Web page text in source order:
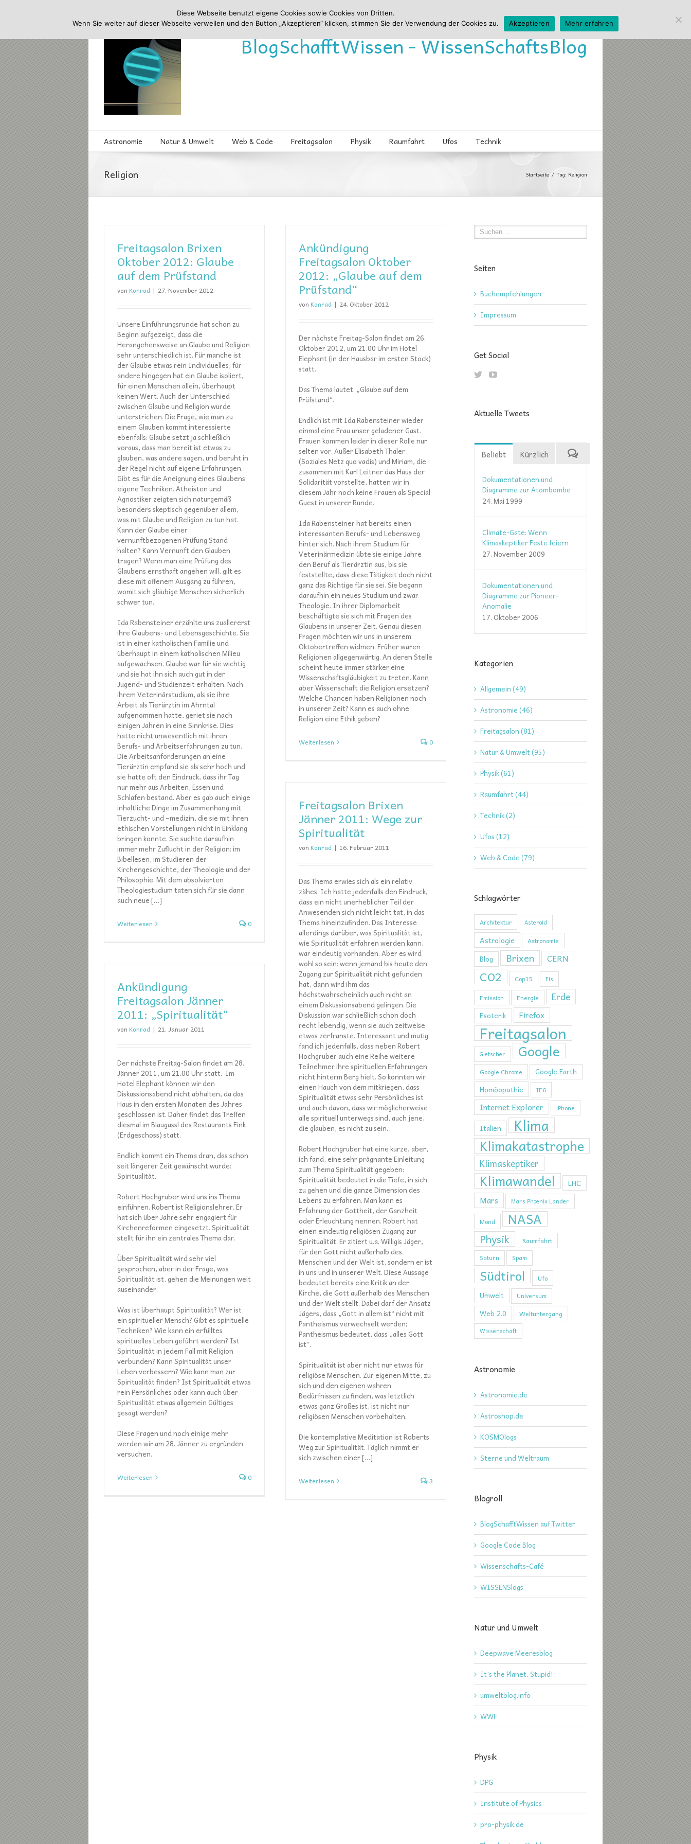
BlogSchafftWissen - WissenSchaftsBlog
Astronomie Natur & Umwelt Web & Code Freitagsalon Physik Raumfahrt Ufos Technik
Religion Startseite Tag: Religion
Freitagsalon Brixen
Oktober 2012: Glaube
auf dem Prüfstand
von Konrad | 27. November 2012
Unsere Einführungsrunde hat schon zu
Beginn aufgezeigt, dass die
Herangehensweise an Glaube und Religion
sehr unterschiedlich ist. Für manche ist
der Glaube etwas rein Individuelles, für
andere hingegen hat ein Glaube isoliert,
für einen Menschen allein, überhaupt
keinen Wert. Auch der Unterschied
zwischen Glaube und Religion wurde
unterstrichen. Die Frage, wie man zu
einem Glauben kommt interessierte
ebenfalls: Glaube setzt ja schließlich
voraus, dass man bereit ist etwas zu
glauben, was andere sagen, und beruht in
der Regel nicht auf eigene Erfahrungen.
Gibt es für die Aneignung eines Glaubens
eigene Techniken. Atheisten und
Agnostiker zeigten sich naturgemäß
besonders skeptisch gegenüber allem,
was mit Glaube und Religion zu tun hat.
Kann der Glaube einer
vernunftbezogenen Prüfung Stand
halten? Kann Vernunft den Glauben
tragen? Wenn man eine Prüfung des
Glaubens ernsthaft angehen will, gilt es
diese mit offenem Ausgang zu führen,
womit sich gläubige Menschen sicherlich
schwer tun.
Ida Rabensteiner erzählte uns zuallererst
ihre Glaubens- und Lebensgeschichte. Sie
ist in einer katholischen Familie und
überhaupt in einem katholischen Milieu
aufgewachsen. Glaube war für sie wichtig
und sie hat ihn sich auch gut in der
Jugend- und Studienzeit erhalten. Nach
ihrem Veterinärstudium, als sie ihre
Arbeit als Tierärztin im Ahrntal
aufgenommen hatte, geriet sie nach
einigen Jahren in eine Sinnkrise. Dies
hatte nicht unwesentlich mit ihren
Berufs- und Arbeitserfahrungen zu tun.
Die Arbeitsanforderungen an eine
Tierärztin empfand sie als sehr hoch und
sie hatte oft den Eindruck, dass ihr Tag
nur mehr aus Arbeiten, Essen und
Schlafen bestand. Aber es gab auch einige
inhaltliche Dinge im Zusammenhang mit
Tierzucht- und –medizin, die sie mit ihren
ethischen Vorstellungen nicht in Einklang
bringen konnte. Sie suchte daraufhin
immer mehr Zuflucht in der Religion: im
Bibellesen, im Studieren der
Kirchengeschichte, der Theologie und der
Philosophie. Mit dem absolvierten
Theologiestudium taten sich für sie dann
auch neue […]
Weiterlesen 0
Ankündigung
Freitagsalon Oktober
2012: „Glaube auf dem
Prüfstand“
von Konrad | 24. Oktober 2012
Der nächste Freitag-Salon findet am 26.
Oktober 2012, um 21.00 Uhr im Hotel
Elephant (in der Hausbar im ersten Stock)
statt.
Das Thema lautet: „Glaube auf dem
Prüfstand“.
Endlich ist mit Ida Rabensteiner wieder
einmal eine Frau unser geladener Gast.
Frauen kommen leider in dieser Rolle nur
selten vor. Außer Elisabeth Thaler
(Soziales Netz quo vadis) und Miriam, die
zusammen mit Karl Leitner das Haus der
Solidarität vorstellte, hatten wir in
diesem Jahr noch keine Frauen als Special
Guest in unserer Runde.
Ida Rabensteiner hat bereits einen
interessanten Berufs- und Lebensweg
hinter sich. Nach ihrem Studium für
Veterinärmedizin übte sie einige Jahre
den Beruf als Tierärztin aus, bis sie
feststellte, dass diese Tätigkeit doch nicht
ganz das Richtige für sie sei. Sie begann
daraufhin ein neues Studium und zwar
Theologie. In ihrer Diplomarbeit
beschäftigte sie sich mit Fragen des
Glaubens in unserer Zeit. Genau diesen
Fragen möchten wir uns in unserem
Oktobertreffen widmen. Früher waren
Religionen allgegenwärtig. An deren Stelle
scheint heute immer stärker eine
Wissenschaftsgläubigkeit zu treten. Kann
aber Wissenschaft die Religion ersetzen?
Welche Chancen haben Religionen noch
in unserer Zeit? Kann es auch ohne
Religion eine Ethik geben?
Weiterlesen 0
Freitagsalon Brixen
Jänner 2011: Wege zur
Spiritualität
von Konrad | 16. Februar 2011
Das Thema erwies sich als ein relativ
zähes. Ich hatte jedenfalls den Eindruck,
dass ein nicht unerheblicher Teil der
Anwesenden sich nicht leicht tat, in das
Thema hineinzufinden. Das Interesse
allerdings darüber, was Spiritualität ist,
wie Spiritualität erfahren werden kann,
war eindeutig vorhanden. Aber es wird
wohl so sein: wenn jemand bis heute den
Zugang zur Spiritualität nicht gefunden
hat, dann wird ihm das
höchstwahrscheinlich auch nicht an
einem Diskussionsabend gelingen. Die
Diskussion war schließlich schon doch
recht lebendig, wenn sie auch zeitweise
etwas zerfranste. Interessant und mutig
fand ich jedenfalls, dass neben Robert
Hochgruber auch eine Reihe weitere
Teilnehmer ihre spirituellen Erfahrungen
nicht hinterm Berg hielt. So konnten wir
einen Hauch von dem mitkriegen, dass
Spiritualität etwas sehr Persönliches ist
und auch davon, dass wir möglicherweise
alle spirituell unterwegs sind, auch jene,
die glauben, es nicht zu sein.
Robert Hochgruber hat eine kurze, aber,
ich fand, eine sehr prägnante Einleitung
zum Thema Spiritualität gegeben:
Spiritualität bedeutet in die Tiefe, in sich
zu gehen und die ganze Dimension des
Lebens zu erfahren. Man kann es
Erfahrung der Gottheit, der Ganzheit
oder Erleuchtung nennen. Robert hat
einen eindeutig religiösen Zugang zur
Spiritualität. Er zitiert u.a. Willigis Jäger,
für den Gott nicht außerhalb des
Menschen und der Welt ist, sondern er ist
in uns und in unserer Welt. Diese Aussage
bedeutet bereits eine Kritik an der
Kirche, die Gott außerhalb des Menschen
und der Welt stellt. Dabei darf der Ansatz
Jägers, dass „Gott in allem ist“ nicht mit
Pantheismus verwechselt werden;
Pantheismus bedeutet, dass „alles Gott
ist“.
Spiritualität ist aber nicht nur etwas für
religiöse Menschen. Zur eigenen Mitte, zu
sich und den eigenen wahren
Bedürfnissen zu finden, was letztlich
etwas ganz Großes ist, ist nicht nur
religiösen Menschen vorbehalten.
Die kontemplative Meditation ist Roberts
Weg zur Spiritualität. Täglich nimmt er
sich zwischen einer […]
Weiterlesen 3
Ankündigung
Freitagsalon Jänner
2011: „Spiritualität“
von Konrad | 21. Januar 2011
Der nächste Freitag-Salon findet am 28.
Jänner 2011, um 21.00 Uhr statt. Im
Hotel Elephant können wir den
Diskussionsabend nicht abhalten, da das
Haus in den ersten Monaten des Jahres
geschlossen ist. Daher findet das Treffen
diesmal im Blaugassl des Restaurants Fink
(Erdgeschoss) statt.
Endlich kommt ein Thema dran, das schon
seit längerer Zeit gewünscht wurde:
Spiritualität.
Robert Hochgruber wird uns ins Thema
einführen. Robert ist Religionslehrer. Er
hat sich über Jahre sehr engagiert für
Kirchenreformen eingesetzt. Spiritualität
stellt für ihn ein zentrales Thema dar.
Über Spiritualität wird sehr viel
gesprochen, aber in der Frage, was
Spiritualität ist, gehen die Meinungen weit
auseinander.
Was ist überhaupt Spiritualität? Wer ist
ein spiritueller Mensch? Gibt es spirituelle
Techniken? Wie kann ein erfülltes
spirituelles Leben geführt werden? Ist
Spiritualität in jedem Fall mit Religion
verbunden? Kann Spiritualität unser
Leben verbessern? Wie kann man zur
Spiritualität finden? Ist Spiritualität etwas
rein Persönliches oder kann auch über
Spiritualität etwas allgemein Gültiges
gesagt werden?
Diese Fragen und noch einige mehr
werden wir am 28. Jänner zu ergründen
versuchen.
Weiterlesen 0
Seiten
Buchempfehlungen
Impressum
Get Social
Aktuelle Tweets
Beliebt Kürzlich
Dokumentationen und
Diagramme zur Atombombe
24. Mai 1999
Climate-Gate: Wenn
Klimaskeptiker Feste feiern
27. November 2009
Dokumentationen und
Diagramme zur Pioneer-
Anomalie
17. Oktober 2006
Kategorien
Allgemein (49)
Astronomie (46)
Freitagsalon (81)
Natur & Umwelt (95)
Physik (61)
Raumfahrt (44)
Technik (2)
Ufos (12)
Web & Code (79)
Schlagwörter
Architektur Asteroid
Astrologie Astronomie
Blog Brixen CERN
CO2 Cop15 Eis
Emission Energie Erde
Esoterik Firefox
Freitagsalon
Gletscher Google
Google Chrome Google Earth
Homöopathie IE6
Internet Explorer iPhone
Italien Klima
Klimakatastrophe
Klimaskeptiker
Klimawandel LHC
Mars Mars Phoenix Lander
Mond NASA
Physik Raumfahrt
Saturn Spam
Südtirol Ufo
Umwelt Universum
Web 2.0 Weltuntergang
Wissenschaft
Astronomie
Astronomie.de
Astroshop.de
KOSMOlogs
Sterne und Weltraum
Blogroll
BlogSchafftWissen auf Twitter
Google Code Blog
Wissenschafts-Café
WISSENSlogs
Natur und Umwelt
Deepwave Meeresblog
It's the Planet, Stupid!
umweltblog.info
WWF
Physik
DPG
Institute of Physics
pro-physik.de
Diese Webseite benutzt eigene Cookies sowie Cookies von Dritten.
Wenn Sie weiter auf dieser Webseite verweilen und den Button „Akzeptieren“ klicken, stimmen Sie der Verwendung der Cookies zu.
Akzeptieren Mehr erfahren